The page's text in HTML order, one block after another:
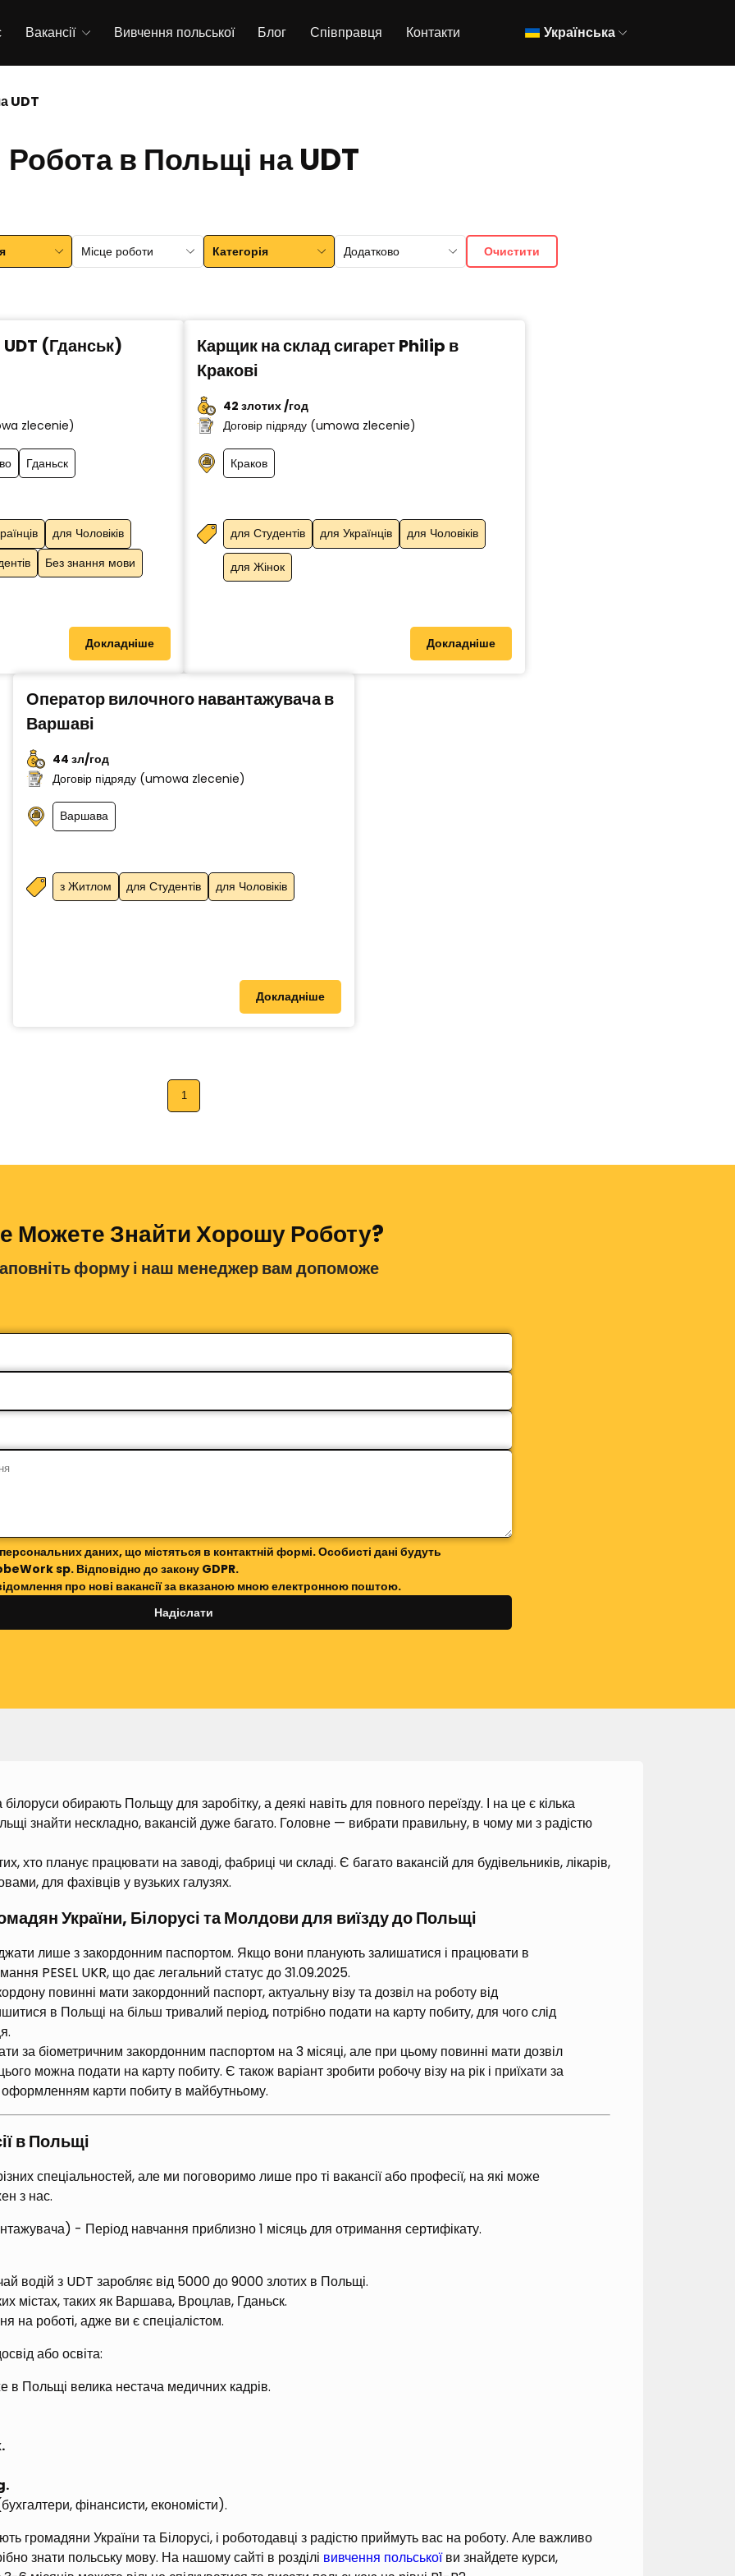
Вакансії Вивчення польської Блог Співправця Контакти Українська
UDT
Робота в Польщі на UDT
Місце роботи Категорія Додатково Очистити
(Гданськ)
zlecenie)
Гданьск
для Чоловіків
Без знання мови
Докладніше
Карщик на склад сигарет Philip в
Кракові
42 злотих /год
Договір підряду (umowa zlecenie)
Краков
для Студентів для Українців для Чоловіків
для Жінок
Докладніше
Оператор вилочного навантажувача в
Варшаві
44 зл/год
Договір підряду (umowa zlecenie)
Варшава
з Житлом для Студентів для Чоловіків
Докладніше
1
Можете Знайти Хорошу Роботу?
форму і наш менеджер вам допоможе
даних, що містяться в контактній формі. Особисті дані будуть
sp. Відповідно до закону GDPR.
про нові вакансії за вказаною мною електронною поштою.
Надіслати
обирають Польщу для заробітку, а деякі навіть для повного переїзду. І на це є кілька
знайти нескладно, вакансій дуже багато. Головне — вибрати правильну, в чому ми з радістю
хто планує працювати на заводі, фабриці чи складі. Є багато вакансій для будівельників, лікарів,
для фахівців у вузьких галузях.
України, Білорусі та Молдови для виїзду до Польщі
лише з закордонним паспортом. Якщо вони планують залишатися і працювати в
PESEL UKR, що дає легальний статус до 31.09.2025.
повинні мати закордонний паспорт, актуальну візу та дозвіл на роботу від
в Польщі на більш тривалий період, потрібно подати на карту побиту, для чого слід
за біометричним закордонним паспортом на 3 місяці, але при цьому повинні мати дозвіл
можна подати на карту побиту. Є також варіант зробити робочу візу на рік і приїхати за
карти побиту в майбутньому.
в Польщі
спеціальностей, але ми поговоримо лише про ті вакансії або професії, на які може
з нас.
- Період навчання приблизно 1 місяць для отримання сертифікату.
водій з UDT заробляє від 5000 до 9000 злотих в Польщі.
містах, таких як Варшава, Вроцлав, Гданьск.
на роботі, адже ви є спеціалістом.
або освіта:
в Польщі велика нестача медичних кадрів.
фінансисти, економісти).
громадяни України та Білорусі, і роботодавці з радістю приймуть вас на роботу. Але важливо
знати польську мову. На нашому сайті в розділі вивчення польськоїви знайдете курси,